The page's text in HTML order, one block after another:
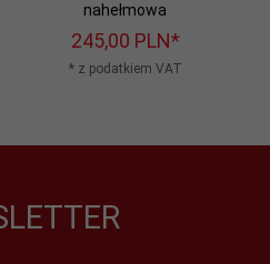
nahełmowa
245,00 PLN*
* z podatkiem VAT